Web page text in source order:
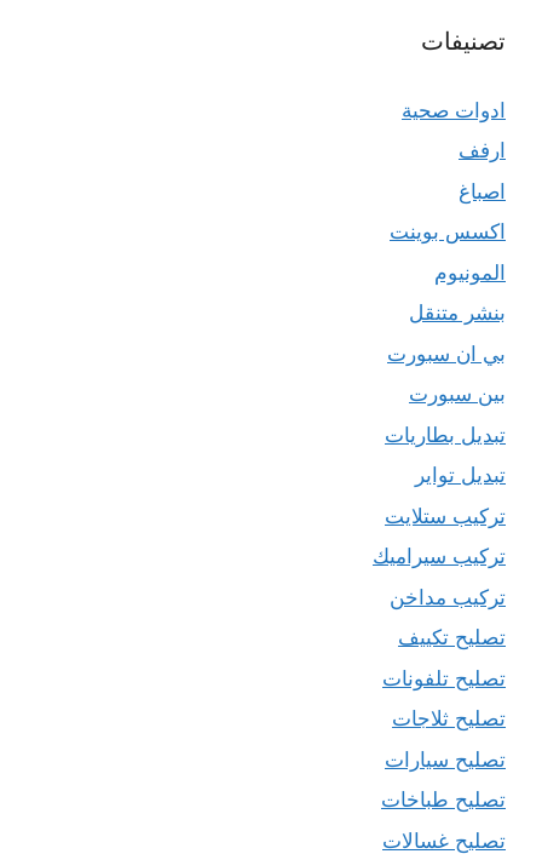
تصنيفات
ادوات صحية
ارفف
اصباغ
اكسس بوينت
المونيوم
بنشر متنقل
بي ان سبورت
بين سبورت
تبديل بطاريات
تبديل تواير
تركيب ستلايت
تركيب سيراميك
تركيب مداخن
تصليح تكييف
تصليح تلفونات
تصليح ثلاجات
تصليح سيارات
تصليح طباخات
تصليح غسالات